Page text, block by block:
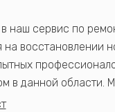
наш сервис по
восстановлении
в данной области.
с использованием